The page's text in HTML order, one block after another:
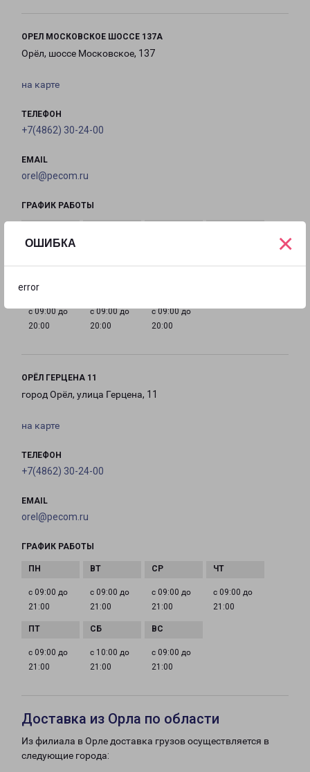
ОШИБКА
error
×
ОРЕЛ МОСКОВСКОЕ ШОССЕ 137А
Орёл, шоссе Московское, 137
на карте
ТЕЛЕФОН
+7(4862) 30-24-00
EMAIL
orel@pecom.ru
ГРАФИК РАБОТЫ
20:00
20:00
20:00
20:00
с 09:00 до
20:00
с 09:00 до
20:00
с 09:00 до
20:00
ОРЁЛ ГЕРЦЕНА 11
город Орёл, улица Герцена, 11
на карте
ТЕЛЕФОН
+7(4862) 30-24-00
EMAIL
orel@pecom.ru
ГРАФИК РАБОТЫ
с 09:00 до
21:00
с 09:00 до
21:00
с 09:00 до
21:00
с 09:00 до
21:00
с 09:00 до
21:00
с 10:00 до
21:00
с 09:00 до
21:00
Доставка из Орла по области
Из филиала в Орле доставка грузов осуществляется в
следующие города: